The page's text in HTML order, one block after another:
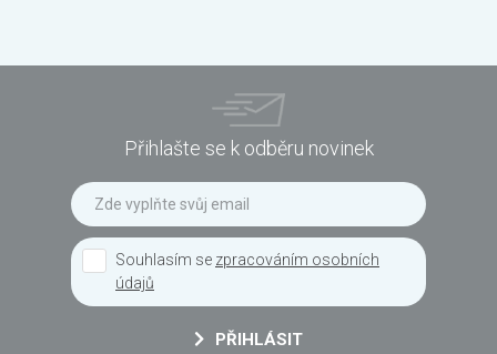
Přihlašte se k odběru novinek
Souhlasím se zpracováním osobních
údajů
PŘIHLÁSIT